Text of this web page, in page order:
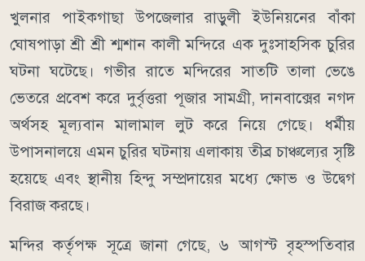
খুলনার পাইকগাছা উপজেলার রাড়ুলী ইউনিয়নের বাঁকা
ঘোষপাড়া শ্রী শ্রী শ্মশান কালী মন্দিরে এক দুঃসাহসিক চুরির
ঘটনা ঘটেছে। গভীর রাতে মন্দিরের সাতটি তালা ভেঙে
ভেতরে প্রবেশ করে দুর্বৃত্তরা পূজার সামগ্রী, দানবাক্সের নগদ
অর্থসহ মূল্যবান মালামাল লুট করে নিয়ে গেছে। ধর্মীয়
উপাসনালয়ে এমন চুরির ঘটনায় এলাকায় তীব্র চাঞ্চল্যের সৃষ্টি
হয়েছে এবং স্থানীয় হিন্দু সম্প্রদায়ের মধ্যে ক্ষোভ ও উদ্বেগ
বিরাজ করছে।
মন্দির কর্তৃপক্ষ সূত্রে জানা গেছে, ৬ আগস্ট বৃহস্পতিবার